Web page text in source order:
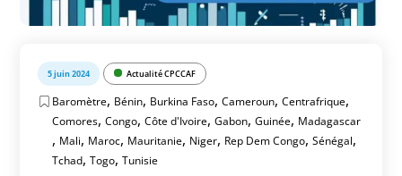
5 juin 2024 Actualité CPCCAF
Baromètre, Bénin, Burkina Faso,Cameroun,Centrafrique,
Comores,Congo,Côte d'Ivoire,Gabon,Guinée, Madagascar
, Mali, Maroc, Mauritanie, Niger, Rep Dem Congo,Sénégal,
Tchad,Togo,Tunisie